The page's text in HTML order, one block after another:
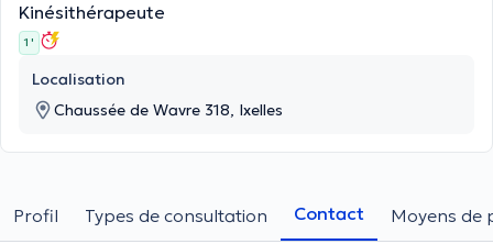
Kinésithérapeute
1 '
Localisation
Chaussée de Wavre 318, Ixelles
Profil Types de consultation Contact Moyens de